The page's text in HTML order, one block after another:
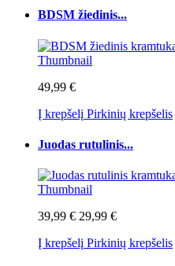
BDSM žiedinis...
49,99 €
Į krepšelį Pirkinių krepšelis
Juodas rutulinis...
39,99 € 29,99 €
Į krepšelį Pirkinių krepšelis